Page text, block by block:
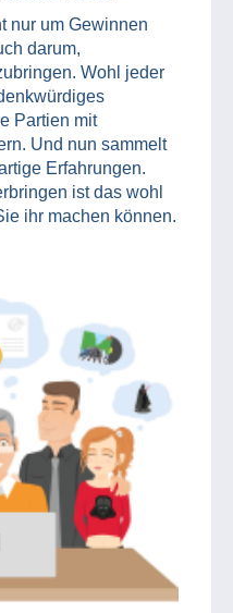
nur um Gewinnen
darum,
Wohl jeder
Partien mit
Und nun sammelt
Erfahrungen.
ist das wohl
ihr machen können.